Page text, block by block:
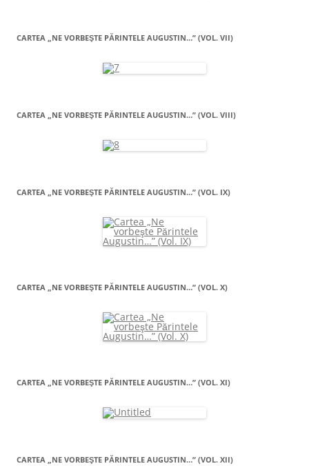
CARTEA „NE VORBEŞTE PĂRINTELE AUGUSTIN…” (VOL. VII)
CARTEA „NE VORBEŞTE PĂRINTELE AUGUSTIN…” (VOL. VIII)
CARTEA „NE VORBEŞTE PĂRINTELE AUGUSTIN…” (VOL. IX)
CARTEA „NE VORBEŞTE PĂRINTELE AUGUSTIN…” (VOL. X)
CARTEA „NE VORBEŞTE PĂRINTELE AUGUSTIN…” (VOL. XI)
CARTEA „NE VORBEŞTE PĂRINTELE AUGUSTIN…” (VOL. XII)